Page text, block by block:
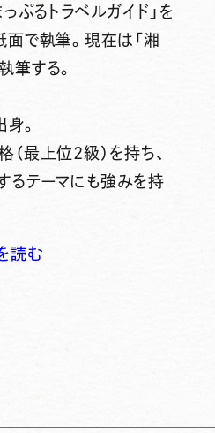
ぷるトラベルガイド」を
面で執筆。現在は「湘
筆する。
。
（最上位2級）を持ち、
るテーマにも強みを持
読む